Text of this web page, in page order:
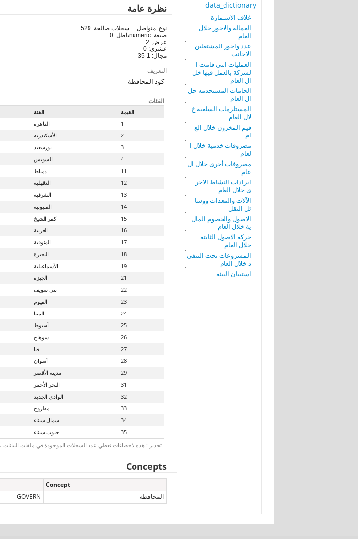
data_dictionary
غلاف الاستمارة
العمالة والاجور خلال
العام
عدد واجور المشتغلين
الاجانب
العمليات التى قامت ا
لشركة بالعمل فيها خل
ال العام
الخامات المستخدمة خل
ال العام
المستلزمات السلعية خ
لال العام
قيم المخزون خلال الع
ام
مصروفات خدمية خلال ا
لعام
مصروفات أخرى خلال ال
عام
ايرادات النشاط الاخر
ى خلال العام
الآلات والمعدات ووسا
ئل النقل
الاصول والخصوم المال
ية خلال العام
حركة الاصول الثابتة
خلال العام
المشروعات تحت التنفي
ذ خلال العام
استبيان البيئة
نظرة عامة
نوع: متواصل
صيغة: numeric
عرض: 2
عشري: 0
مجال: 1-35
سجلات صالحة: 529
باطل: 0
التعريف
كود المحافظة
الفئات
القيمة الفئة
1
القاهرة
2
الأسكندرية
3
بورسعيد
4
السويس
11
دمياط
12
الدقهلية
13
الشرقية
14
القليوبية
15
كفر الشيخ
16
الغربية
17
المنوفية
18
البحيرة
19
الأسماعيلية
21
الجيزة
22
بنى سويف
23
الفيوم
24
المنيا
25
أسيوط
26
سوهاج
27
قنا
28
أسوان
29
مدينة الأقصر
31
البحر الأحمر
32
الوادى الجديد
33
مطروح
34
شمال سيناء
35
جنوب سيناء
تحذير : هذه لاحصاءات تعطي عدد السجلات الموجودة في ملفات البيانات ،
Concepts
Concept
المحافظة
GOVERN